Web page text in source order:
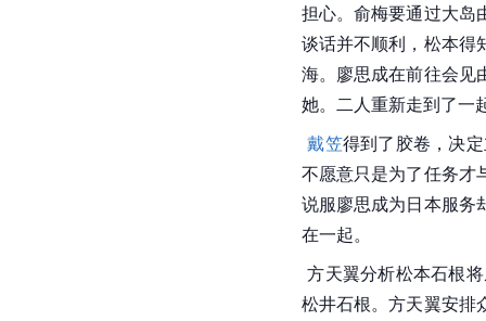
担心。俞梅要通过大岛
谈话并不顺利，松本得
海。 廖思成在前往会见
她。二人重新走到了一
戴笠得到了胶卷，决
不愿意只是为了任务才
说服 廖思成为日本服务
在一起。
方天翼分析松本石根
松井石根。方天翼安排